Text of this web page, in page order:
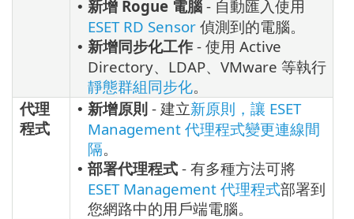
• 新增 Rogue 電腦 - 自動匯入使用
ESET RD Sensor 偵測到的電腦。
• 新增同步化工作 - 使用 Active
Directory、LDAP、VMware 等執行
靜態群組同步化。
代理
程式
• 新增原則 - 建立新原則，讓 ESET
Management 代理程式變更連線間
隔。
• 部署代理程式 - 有多種方法可將
ESET Management 代理程式部署到
您網路中的用戶端電腦。